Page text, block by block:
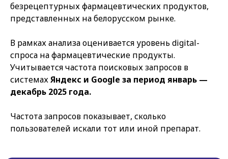
безрецептурных фармацевтических продуктов,
представленных на белорусском рынке.
В рамках анализа оценивается уровень digital-
спроса на фармацевтические продукты.
Учитывается частота поисковых запросов в
системахЯндекс и Google за период январь —
декабрь 2025 года.
Частота запросов показывает, сколько
пользователей искали тот или иной препарат.